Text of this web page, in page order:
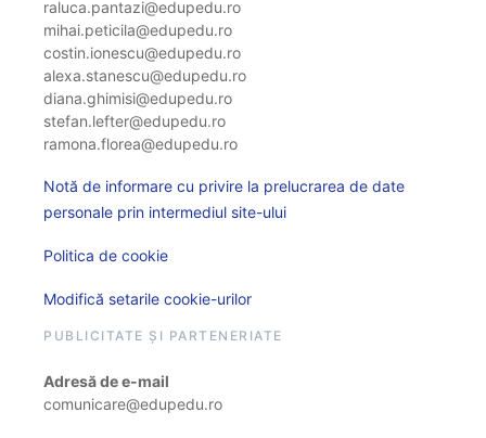
raluca.pantazi@edupedu.ro
mihai.peticila@edupedu.ro
costin.ionescu@edupedu.ro
alexa.stanescu@edupedu.ro
diana.ghimisi@edupedu.ro
stefan.lefter@edupedu.ro
ramona.florea@edupedu.ro
Notă de informare cu privire la prelucrarea de date
personale prin intermediul site-ului
Politica de cookie
Modifică setarile cookie-urilor
PUBLICITATE ȘI PARTENERIATE
Adresă de e-mail
comunicare@edupedu.ro